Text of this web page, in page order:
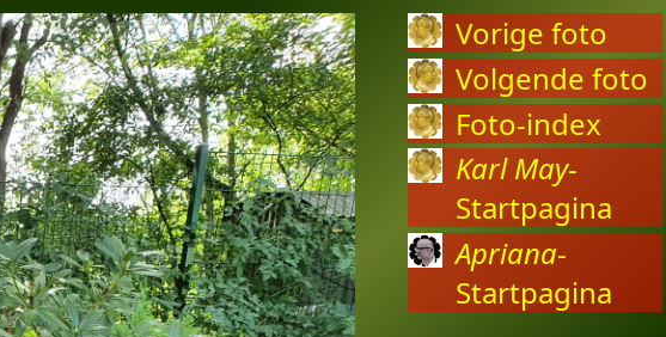
Vorige foto
Volgende foto
Foto-index
Karl May-
Startpagina
Apriana-
Startpagina